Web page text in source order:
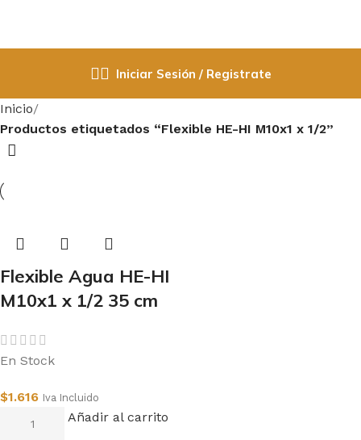
Iniciar Sesión / Registrate
Inicio
Productos etiquetados “Flexible HE-HI M10x1 x 1/2”
Flexible Agua HE-HI
M10x1 x 1/2 35 cm
En Stock
$1.616 Iva Incluido
Añadir al carrito